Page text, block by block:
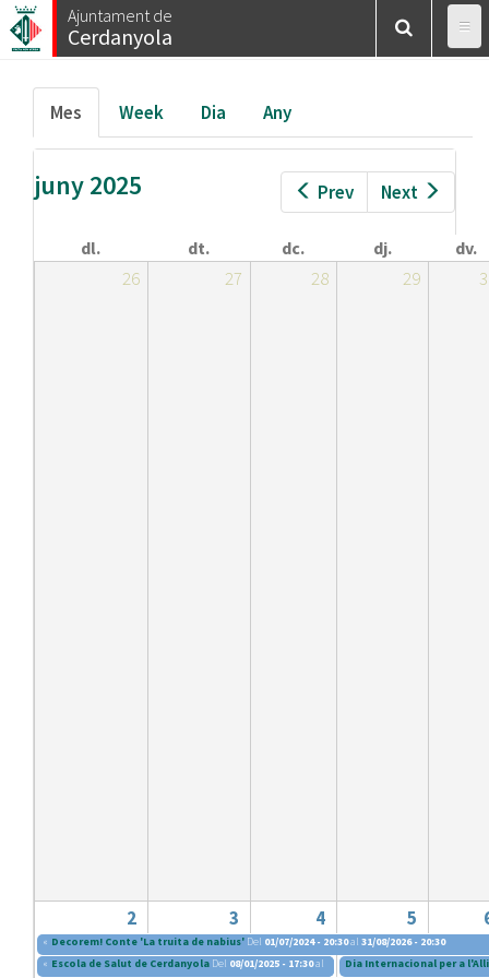
Vés
al
Ajuntament de
Cerdanyola
Esteu
aquí
Inici Calendar/Mes
Pestanyes
primàries
Mes (pestanya
activa)
Week Dia Any
Prev Next
juny 2025
dl. dt. dc. dj. dv.
26 27 28 29
2 3 4 5
« Decorem! Conte 'La truita de nabius' Del 01/07/2024 - 20:30al 31/08/2026 - 20:30
« Escola de Salut de Cerdanyola Del 08/01/2025 - 17:30al 04/06/2025 - 19:00
Dia Internacional per a